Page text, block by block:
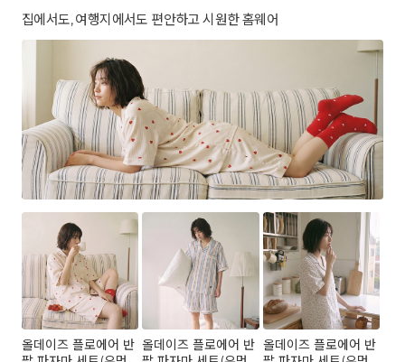
집에서도, 여행지에서도 편안하고 시원한 홈웨어
올데이즈 플로에어 반 올데이즈 플로에어 반 올데이즈 플로에어 반